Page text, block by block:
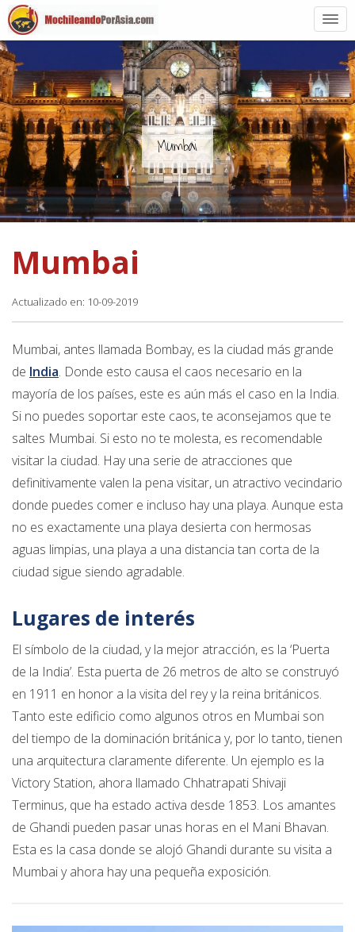
Preparación
Países de Asia
Rutas de mochileros
Vuelos a Asia
Blogs
Guías
Mumbai
Mumbai
Actualizado en: 10-09-2019
Mumbai, antes llamada Bombay, es la ciudad más grande
de India. Donde esto causa el caos necesario en la
mayoría de los países, este es aún más el caso en la India.
Si no puedes soportar este caos, te aconsejamos que te
saltes Mumbai. Si esto no te molesta, es recomendable
visitar la ciudad. Hay una serie de atracciones que
definitivamente valen la pena visitar, un atractivo vecindario
donde puedes comer e incluso hay una playa. Aunque esta
no es exactamente una playa desierta con hermosas
aguas limpias, una playa a una distancia tan corta de la
ciudad sigue siendo agradable.
Lugares de interés
El símbolo de la ciudad, y la mejor atracción, es la ‘Puerta
de la India’. Esta puerta de 26 metros de alto se construyó
en 1911 en honor a la visita del rey y la reina británicos.
Tanto este edificio como algunos otros en Mumbai son
del tiempo de la dominación británica y, por lo tanto, tienen
una arquitectura claramente diferente. Un ejemplo es la
Victory Station, ahora llamado Chhatrapati Shivaji
Terminus, que ha estado activa desde 1853. Los amantes
de Ghandi pueden pasar unas horas en el Mani Bhavan.
Esta es la casa donde se alojó Ghandi durante su visita a
Mumbai y ahora hay una pequeña exposición.